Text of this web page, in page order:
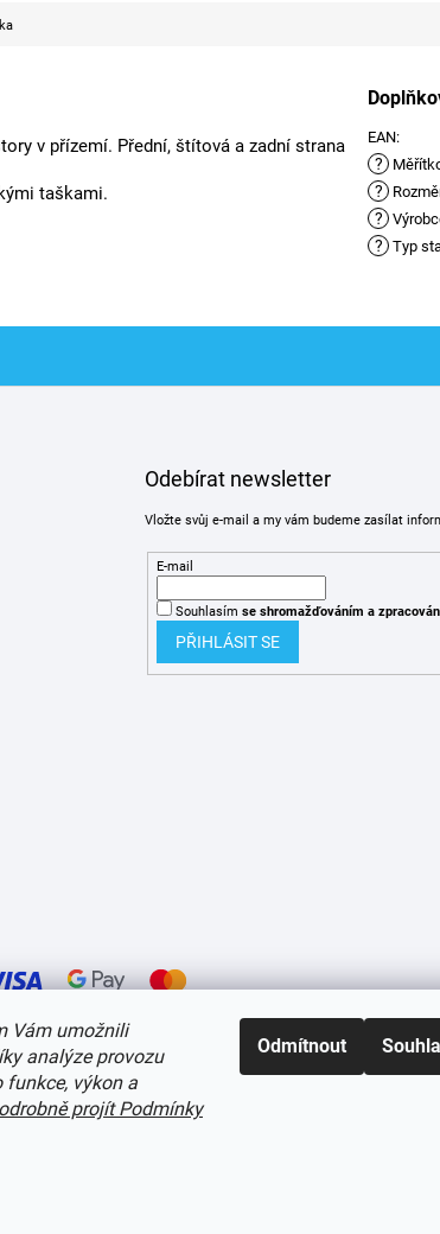
Vám umožnili
analýze provozu
funkce, výkon a
projít Podmínky
Odmítnout
v přízemí. Přední, štítová a zadní strana
taškami.
EAN:
?
?
?
? Typ
Odebírat newsletter
Vložte svůj e-mail a my vám budeme zasílat
E-mail
Souhlasím se shromažďováním a
PŘIHLÁSIT SE